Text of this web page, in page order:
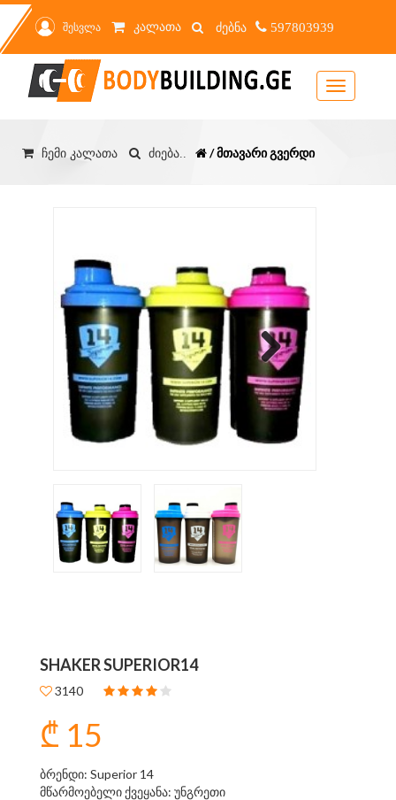
შესვლა კალათა 597803939
Toggle
navigation
ჩემი კალათა ძიება.. / მთავარი გვერდი
Next
SHAKER SUPERIOR14
3140
₾ 15
ბრენდი: Superior 14
მწარმოებელი ქვეყანა: უნგრეთი